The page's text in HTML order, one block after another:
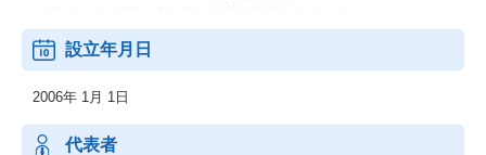
● クラウドネイティブのオープンソース技術に注力
● 国内150社超えるお客様への導入実績
設立年月日
2006年 1月 1日
代表者